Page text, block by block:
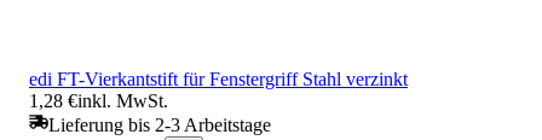
edi FT-Vierkantstift für Fenstergriff Stahl verzinkt
1,28 €inkl. MwSt.
Lieferung bis 2-3 Arbeitstage